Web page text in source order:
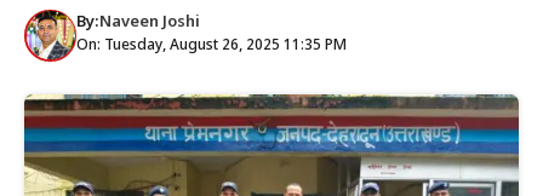
By:Naveen Joshi
On: Tuesday, August 26, 2025 11:35 PM